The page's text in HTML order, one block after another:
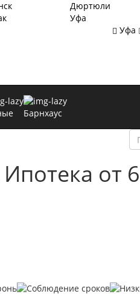
Дюртюли
Уфа
Уфа
Барнхаус
от